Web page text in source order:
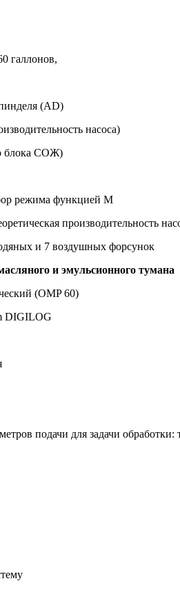
галлонов,
(AD)
насоса)
блока СОЖ)
режима функцией M
производительность
и 7 воздушных форсунок
и эмульсионного тумана
(OMP 60)
DIGILOG
подачи для задачи обработки: